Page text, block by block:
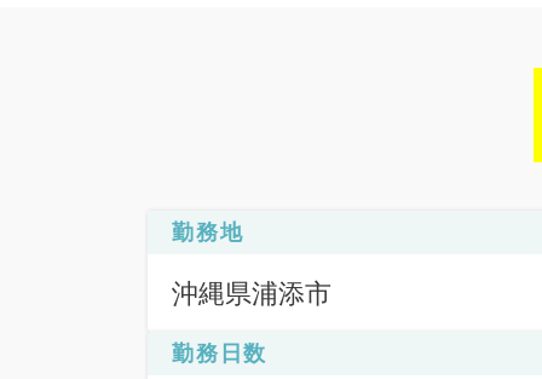
勤務地
沖縄県浦添市
勤務日数